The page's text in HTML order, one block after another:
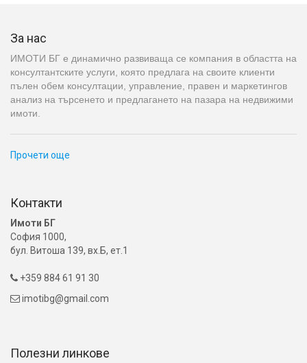
За нас
ИМОТИ БГ е динамично развиваща се компания в областта на
консултантските услуги, която предлага на своите клиенти
пълен обем консултации, управление, правен и маркетингов
анализ на търсенето и предлагането на пазара на недвижими
имоти.
Прочети още
Контакти
Имоти БГ
София 1000,
бул. Витоша 139, вх.Б, ет.1
 +359 884 61 91 30
 imotibg@gmail.com
Полезни линкове